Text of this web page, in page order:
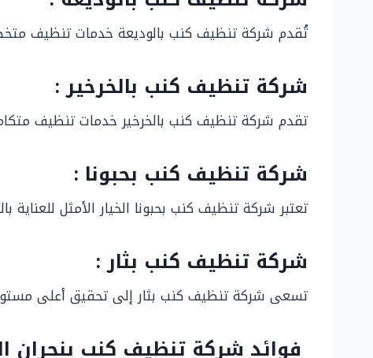
تُقدم شركة تنظيف كنب بالوديعة خدمات تنظيف
شركة تنظيف كنب بالخرخير :
تقدم شركة تنظيف كنب بالخرخير خدمات تنظيف
شركة تنظيف كنب بحبونا :
تعتبر شركة تنظيف كنب بحبونا الخيار الأمثل
شركة تنظيف كنب بثار :
تسعى شركة تنظيف كنب بثار إلى تحقيق أعلى
فوائد شركة تنظيف كنب بنجران